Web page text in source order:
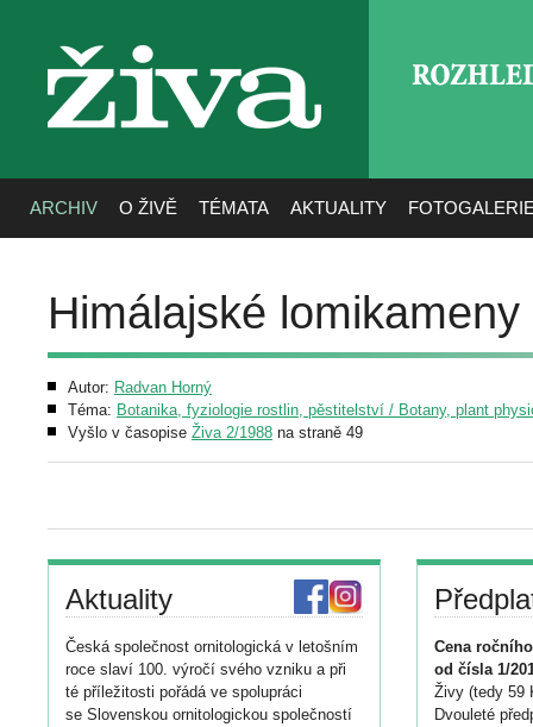
živa
ARCHIV O ŽIVĚ TÉMATA AKTUALITY
Himálajské
Autor: Radvan Horný
Téma: Botanika, fyziologie rostlin, pěstitelství / Botany, plant
Vyšlo v časopise Živa 2/1988 na straně 49
Aktuality
Česká společnost ornitologická v letošním
roce slaví 100. výročí svého vzniku a při
té příležitosti pořádá ve spolupráci
se Slovenskou ornitologickou společností
Cena
od čísla 1/
Živy (tedy 59
Dvouleté